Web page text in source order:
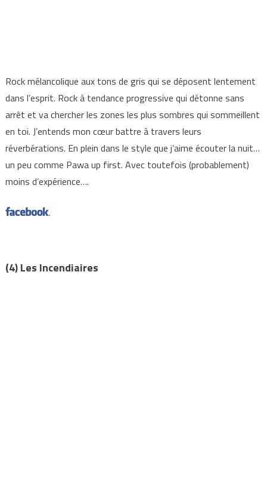
Rock mélancolique aux tons de gris qui se déposent lentement
dans l’esprit. Rock à tendance progressive qui détonne sans
arrêt et va chercher les zones les plus sombres qui sommeillent
en toi. J’entends mon cœur battre à travers leurs
réverbérations. En plein dans le style que j’aime écouter la nuit…
un peu comme Pawa up first. Avec toutefois (probablement)
moins d’expérience….
(4) Les Incendiaires